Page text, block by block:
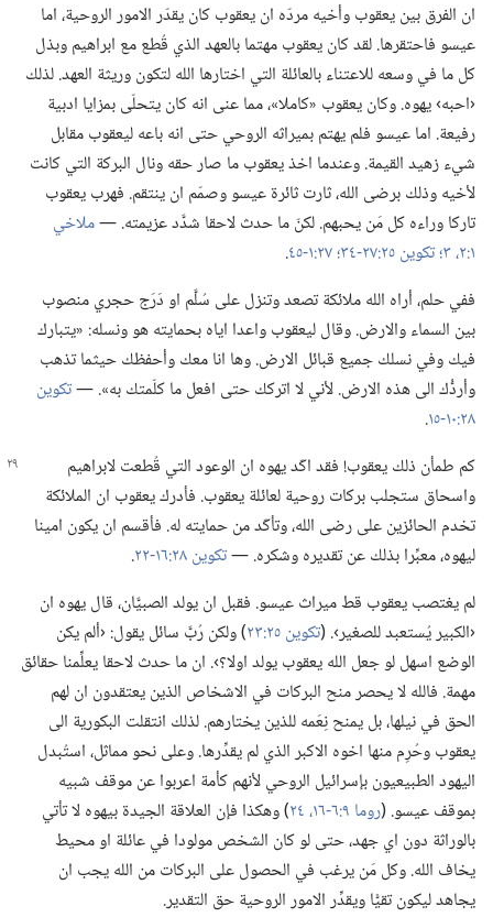
ان الفرق بين يعقوب وأخيه مردّه ان يعقوب كان يقدّر الامور الروحية،‏ اما
عيسو فاحتقرها.‏ لقد كان يعقوب مهتما بالعهد الذي قُطع مع ابراهيم وبذل
كل ما في وسعه للاعتناء بالعائلة التي اختارها الله لتكون وريثة العهد.‏ لذلك
‹احبه› يهوه.‏ وكان يعقوب «كاملا»،‏ مما عنى انه كان يتحلّى بمزايا ادبية
رفيعة.‏ اما عيسو فلم يهتم بميراثه الروحي حتى انه باعه ليعقوب مقابل
شيء زهيد القيمة.‏ وعندما اخذ يعقوب ما صار حقه ونال البركة التي كانت
لأخيه وذلك برضى الله،‏ ثارت ثائرة عيسو وصمّم ان ينتقم.‏ فهرب يعقوب
تاركا وراءه كل مَن يحبهم.‏ لكنّ ما حدث لاحقا شدَّد عزيمته.‏ —‏ملاخي
١:‏٢،‏ ٣؛‏
تكوين ٢٥:‏٢٧-‏٣٤؛‏
‏.‏
ففي حلم،‏ أراه الله ملائكة تصعد وتنزل على سُلَّم او دَرَج حجري منصوب
بين السماء والارض.‏ وقال ليعقوب واعدا اياه بحمايته هو ونسله:‏ «يتبارك
فيك وفي نسلك جميع قبائل الارض.‏ وها انا معك وأحفظك حيثما تذهب
وأردُّك الى هذه الارض.‏ لأني لا اتركك حتى افعل ما كلّمتك به».‏ —‏تكوين
٢٨:‏١٠-‏١٥
‏.‏
كم طمأن ذلك يعقوب!‏ فقد اكّد يهوه ان الوعود التي قُطعت لابراهيم
واسحاق ستجلب بركات روحية لعائلة يعقوب.‏ فأدرك يعقوب ان الملائكة
تخدم الحائزين على رضى الله،‏ وتأكّد من حمايته له.‏ فأقسم ان يكون امينا
ليهوه،‏ معبِّرا بذلك عن تقديره وشكره.‏ —‏تكوين ٢٨:‏١٦-‏٢٢
‏.‏
لم يغتصب يعقوب قط ميراث عيسو.‏ فقبل ان يولد الصبيَّان،‏ قال يهوه ان
‹الكبير يُستعبد للصغير›.‏ (‏تكوين ٢٥:‏٢٣
‏)‏ ولكن رُبَّ سائل يقول:‏ ‹ألم يكن
الوضع اسهل لو جعل الله يعقوب يولد اولا؟‏›.‏ ان ما حدث لاحقا يعلِّمنا حقائق
مهمة.‏ فالله لا يحصر منح البركات في الاشخاص الذين يعتقدون ان لهم
الحق في نيلها،‏ بل يمنح نِعَمه للذين يختارهم.‏ لذلك انتقلت البكورية الى
يعقوب وحُرِم منها اخوه الاكبر الذي لم يقدِّرها.‏ وعلى نحو مماثل،‏ استُبدل
اليهود الطبيعيون بإسرائيل الروحي لأنهم كأمة اعربوا عن موقف شبيه
بموقف عيسو.‏ (‏روما ٩:‏٦-‏١٦،‏
‏)‏ وهكذا فإن العلاقة الجيدة بيهوه لا تأتي
بالوراثة دون اي جهد،‏ حتى لو كان الشخص مولودا في عائلة او محيط
يخاف الله.‏ وكل مَن يرغب في الحصول على البركات من الله يجب ان
يجاهد ليكون تقيًّا ويقدِّر الامور الروحية حق التقدير.‏